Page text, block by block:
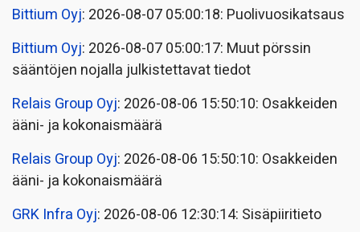
Bittium Oyj: 2026-08-07 05:00:18: Puolivuosikatsaus
Bittium Oyj: 2026-08-07 05:00:17: Muut pörssin
sääntöjen nojalla julkistettavat tiedot
Relais Group Oyj: 2026-08-06 15:50:10: Osakkeiden
ääni- ja kokonaismäärä
Relais Group Oyj: 2026-08-06 15:50:10: Osakkeiden
ääni- ja kokonaismäärä
GRK Infra Oyj: 2026-08-06 12:30:14: Sisäpiiritieto